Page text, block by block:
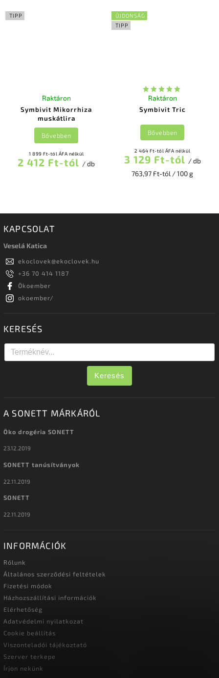
TIPP
Symbivit Mikorrhiza
muskátlira
Raktáron
1 899 Ft-tól ÁFA nélkül
2 412 Ft-tól / db
Bővebben
ÚJDONSÁG
TIPP
Symbivit Tric
Raktáron
2 464 Ft-tól ÁFA nélkül
3 129 Ft-tól / db
763,97 Ft-tól / 100 g
Bővebben
KAPCSOLAT
Veselá Katica
ekoclovek@ekoclovek.hu
+36 70 414 1187
Ökoember
okoember/
KERESÉS
Keresés
A SONETT MÁRKÁRÓL
Öko drogéria SONETT
23.12.2019
SONETT tanúsítványok
22.11.2019
SONETT
22.11.2019
INFORMÁCIÓK
Rólunk
Általános szerződési feltételek
Fizetési módok
Házhozszállítási információk
Elérhetőség
Adatvédelmi nyilatkozat
Cookie beállítás
Viszonteladói tájékoztató
Szerver terkepe
Írjon nekünk